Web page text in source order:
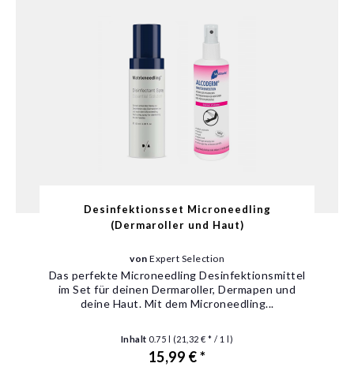
Desinfektionsset Microneedling
(Dermaroller und Haut)
vonExpert Selection
Das perfekte Microneedling Desinfektionsmittel
im Set für deinen Dermaroller, Dermapen und
deine Haut. Mit dem Microneedling...
Inhalt 0.75 l (21,32 € * / 1 l)
15,99 € *